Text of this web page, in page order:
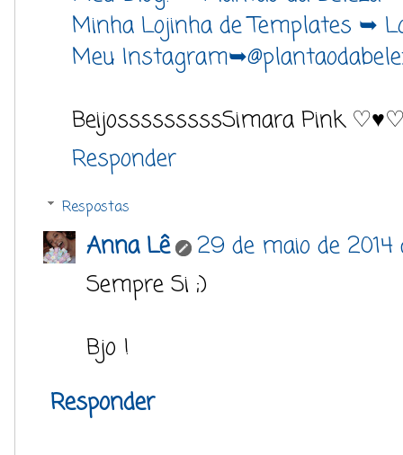
Minha Lojinha de Templates ➥
Meu
BeijosssssssssSimara Pink
Responder
Respostas
Anna Lê
29 de maio de 2014
Sempre Si ;)
Bjo !
Responder